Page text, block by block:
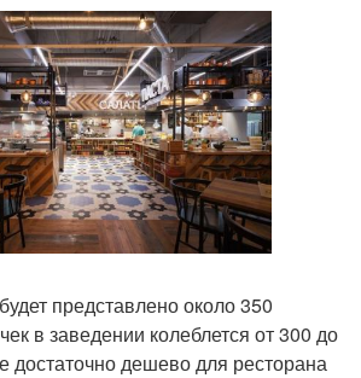
представлено около 350
в заведении колеблется от 300 до
достаточно дешево для ресторана